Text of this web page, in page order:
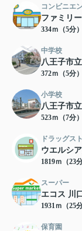
コンビニエ
ファミリ
334ｍ（5分）
中学校
八王子市
372ｍ（5分）
小学校
八王子市
523ｍ（7分）
ドラッグス
ウエルシ
1819ｍ（23分
スーパー
エコス 川
1931ｍ（25分
保育園